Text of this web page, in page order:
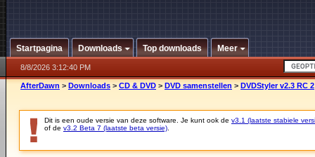
Startpagina Downloads Top downloads Meer
8/8/2026 3:12:40 PM
AfterDawn > Downloads > CD & DVD > DVD samenstellen > DVDStyler v2.3 RC 2
Dit is een oude versie van deze software. Je kunt ook de v3.1 (laatste stabiele
of de v3.2 Beta 7 (laatste beta versie)